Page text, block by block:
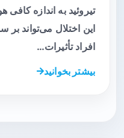
تیروئید به اندازه کافی
این اختلال می‌تواند
افراد تأثیرات…
بیشتر بخوانید